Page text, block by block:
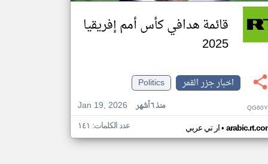
قائمة هدافي كأس أمم إفريقيا
2025
اخبار جزر القمر
Politics
Jan 19, 2026
منذ ٦ أشهر
ار تي عربي• عدد الكلمات: ١٤١